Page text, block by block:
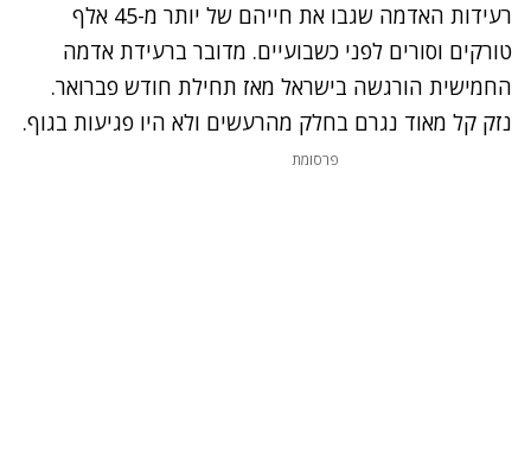
רעידות האדמה
שגבו את חייהם של יותר מ-45 אלף
טורקים וסורים לפני כשבועיים. מדובר ברעידת אדמה
החמישית הורגשה בישראל מאז תחילת חודש פברואר.
נזק קל מאוד נגרם בחלק מהרעשים ולא היו פגיעות בגוף.
פרסומת